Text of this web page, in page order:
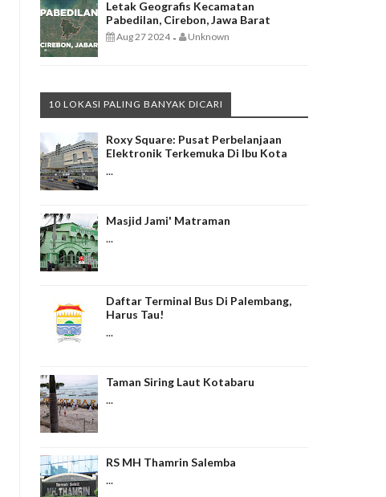
Letak Geografis Kecamatan
Pabedilan, Cirebon, Jawa Barat
Aug 27 2024 - Unknown
10 LOKASI PALING BANYAK DICARI
Roxy Square: Pusat Perbelanjaan
Elektronik Terkemuka Di Ibu Kota
...
Masjid Jami' Matraman
...
Daftar Terminal Bus Di Palembang,
Harus Tau!
...
Taman Siring Laut Kotabaru
...
RS MH Thamrin Salemba
...